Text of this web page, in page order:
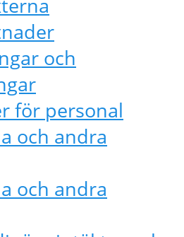
och
för personal
och andra
och andra